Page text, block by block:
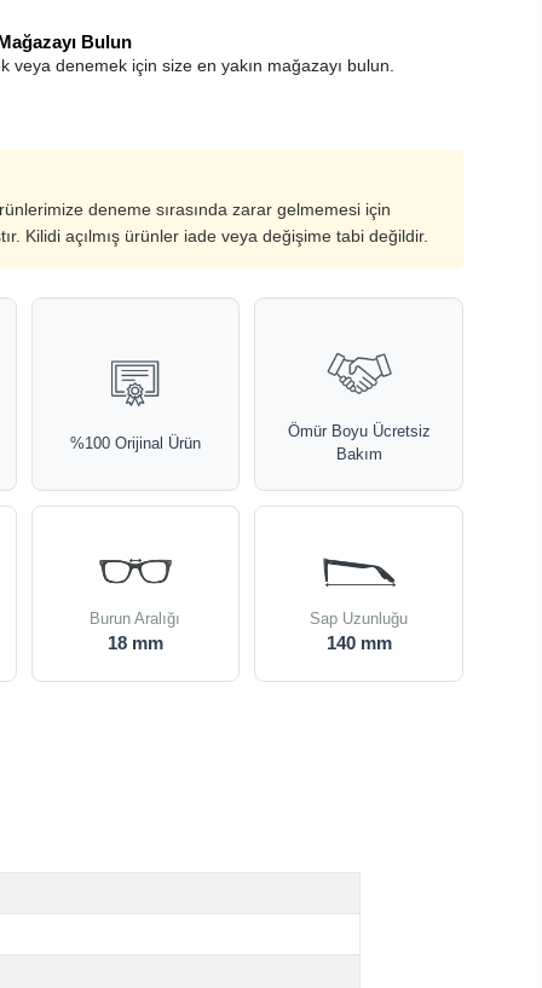
Bulun
veya denemek için size en yakın mağazayı bulun.
deneme sırasında zarar gelmemesi için
Kilidi açılmış ürünler iade veya değişime tabi değildir.
%100 Orijinal Ürün
Ömür Boyu Ücretsiz
Bakım
Burun Aralığı
18 mm
Sap Uzunluğu
140 mm